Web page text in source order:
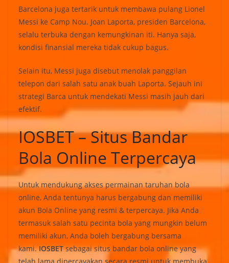
Barcelona juga tertarik untuk membawa pulang Lionel
Messi ke Camp Nou. Joan Laporta, presiden Barcelona,
selalu terbuka dengan kemungkinan iti. Hanya saja,
kondisi finansial mereka tidak cukup bagus.
Selain itu, Messi juga disebut menolak panggilan
telepon dari salah satu anak buah Laporta. Sejauh ini
strategi Barca untuk mendekati Messi masih jauh dari
efektif.
IOSBET – Situs Bandar
Bola Online Terpercaya
Untuk mendukung akses permainan taruhan bola
online, Anda tentunya harus bergabung dan memiliki
akun Bola Online yang resmi & terpercaya. Jika Anda
termasuk salah satu pecinta bola yang mungkin belum
memiliki akun, Anda boleh bergabung bersama
kami.IOSBETsebagai situs bandar bola online yang